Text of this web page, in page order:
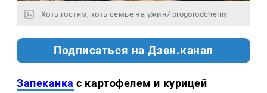
Хоть гостям, хоть семье на ужин/ progorodchelny
Подписаться на Дзен.канал
Запеканка с картофелем и курицей